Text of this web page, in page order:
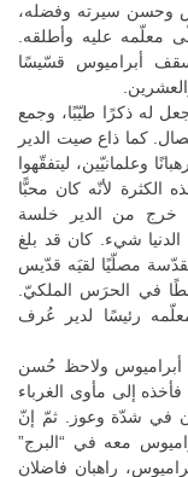
وحسن سيرته وفضله،
معلّمه عليه وأطلقه.
أبراميوس قسّيسًا
له ذكرًا طيّبًا، وجمع
كما ذاع صيت الدير
وعلمانيّين، ليتفقّهوا
الكثرة لأنّه كان محبًّا
خرج من الدير خلسة
شيء. كان قد بلغ
مصلّيًا لقيَه قدّيس
في الحرَس الملكيّ.
رئيسًا لدير عُرف
أبراميوس ولاحظ حُسن
إلى مأوى الغرباء
في شدّة وعوز. ثمّ إنّ
معه في “البرج”
راهبان فاضلان